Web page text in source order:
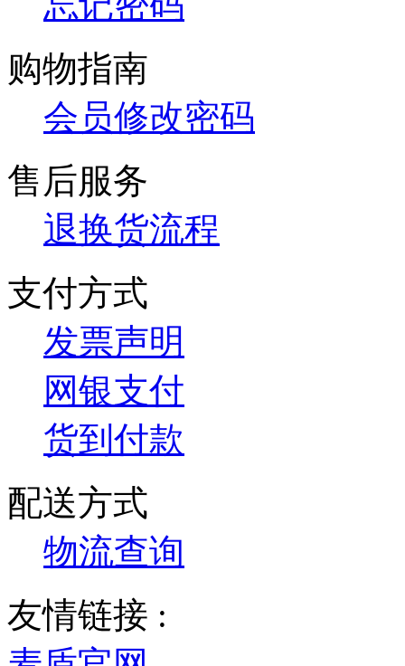
购物指南
会员修改密码
售后服务
退换货流程
支付方式
发票声明
网银支付
货到付款
配送方式
物流查询
友情链接 :